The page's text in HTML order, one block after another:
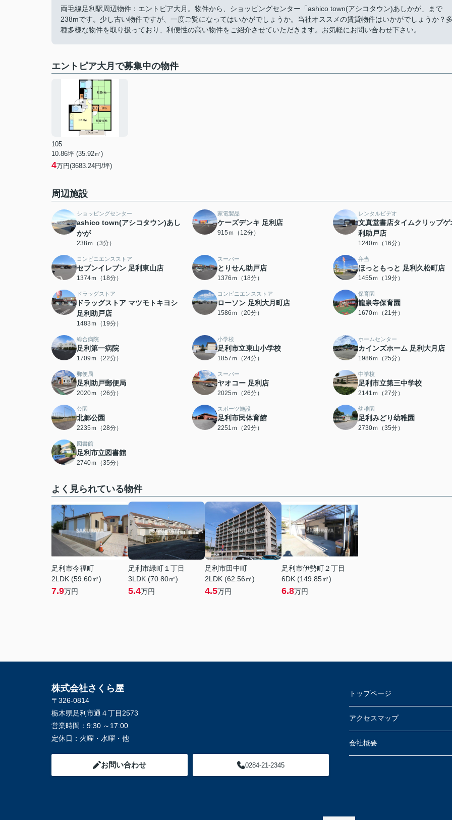
両毛線足利駅周辺物件：エントピア大月。物件から、ショッピングセンター「ashico town(アシコタウン)あしかが」まで
238mです。少し古い物件ですが、一度ご覧になってはいかがでしょうか。当社オススメの賃貸物件はいかがでしょうか？
種多様な物件を取り扱っており、利便性の高い物件をご紹介させていただきます。お気軽にお問い合わせ下さい。
エントピア大月で募集中の物件
105
10.86坪 (35.92㎡)
4万円(3683.24円/坪)
周辺施設
ショッピングセンター
ashico town(アシコタウン)あし
かが
238ｍ（3分）
家電製品
ケーズデンキ 足利店
915ｍ（12分）
レンタルビデオ
文真堂書店タイムクリップゲ
利助戸店
1240ｍ（16分）
コンビニエンスストア
セブンイレブン 足利東山店
1374ｍ（18分）
スーパー
とりせん助戸店
1376ｍ（18分）
弁当
ほっともっと 足利久松町店
1455ｍ（19分）
ドラッグストア
ドラッグストア マツモトキヨシ
足利助戸店
1483ｍ（19分）
コンビニエンスストア
ローソン 足利大月町店
1586ｍ（20分）
保育園
龍泉寺保育園
1670ｍ（21分）
総合病院
足利第一病院
1709ｍ（22分）
小学校
足利市立東山小学校
1857ｍ（24分）
ホームセンター
カインズホーム 足利大月店
1986ｍ（25分）
郵便局
足利助戸郵便局
2020ｍ（26分）
スーパー
ヤオコー 足利店
2025ｍ（26分）
中学校
足利市立第三中学校
2141ｍ（27分）
公園
北郷公園
2235ｍ（28分）
スポーツ施設
足利市民体育館
2251ｍ（29分）
幼稚園
足利みどり幼稚園
2730ｍ（35分）
図書館
足利市立図書館
2740ｍ（35分）
よく見られている物件
足利市今福町
2LDK (59.60㎡)
7.9万円
足利市緑町１丁目
3LDK (70.80㎡)
5.4万円
足利市田中町
2LDK (62.56㎡)
4.5万円
足利市伊勢町２丁目
6DK (149.85㎡)
6.8万円
株式会社さくら屋
〒326-0814
栃木県足利市通４丁目2573
営業時間： 9:30 ～17:00
定休日： 火曜・水曜・他
お問い合わせ 0284-21-2345
トップページ
アクセスマップ
会社概要